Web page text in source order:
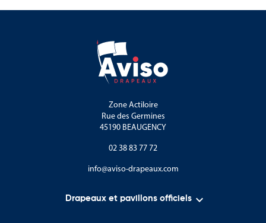
Zone Actiloire
Rue des Germines
45190 BEAUGENCY
02 38 83 77 72
info@aviso-drapeaux.com
Drapeaux et pavillons officiels 